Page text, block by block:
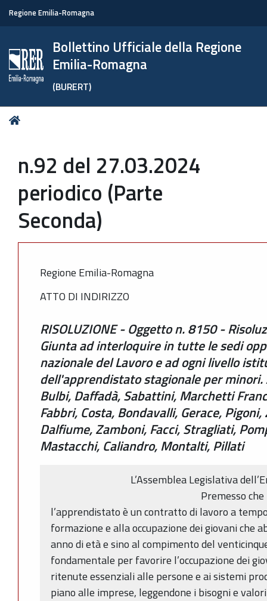
Regione Emilia-Romagna
Bollettino Ufficiale della Regione
Emilia-Romagna
(BURERT)
Tu
n.92 del 27.03.2024
periodico (Parte
Seconda)
Regione Emilia-Romagna
ATTO DI INDIRIZZO
RISOLUZIONE - Oggetto n. 8150 -
Giunta ad interloquire in tutte le sedi
nazionale del Lavoro e ad ogni livello
dell'apprendistato stagionale per minori.
Bulbi, Daffadà, Sabattini, Marchetti
Fabbri, Costa, Bondavalli, Gerace,
Dalfiume, Zamboni, Facci, Stragliati,
Mastacchi, Caliandro, Montalti, Pillati
L’Assemblea Legislativa
Premesso che
l’apprendistato è un contratto di lavoro a
formazione e alla occupazione dei giovani che
anno di età e sino al compimento del
fondamentale per favorire l’occupazione dei
ritenute essenziali alle persone e ai sistemi
piano alle imprese, leggendone i bisogni e